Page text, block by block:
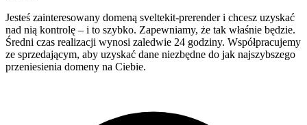
Jesteś zainteresowany domeną sveltekit-prerender i chcesz uzyskać
nad nią kontrolę – i to szybko. Zapewniamy, że tak właśnie będzie.
Średni czas realizacji wynosi zaledwie 24 godziny. Współpracujemy
ze sprzedającym, aby uzyskać dane niezbędne do jak najszybszego
przeniesienia domeny na Ciebie.